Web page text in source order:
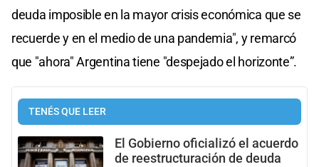
deuda imposible en la mayor crisis económica que se
recuerde y en el medio de una pandemia", y remarcó
que "ahora" Argentina tiene "despejado el horizonte”.
TENÉS QUE LEER
El Gobierno oficializó el acuerdo
de reestructuración de deuda